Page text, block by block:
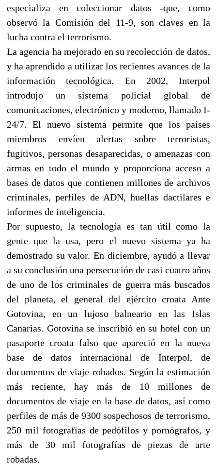
especializa en coleccionar datos -que, como
observó la Comisión del 11-9, son claves en la
lucha contra el terrorismo.
La agencia ha mejorado en su recolección de datos,
y ha aprendido a utilizar los recientes avances de la
información tecnológica. En 2002, Interpol
introdujo un sistema policial global de
comunicaciones, electrónico y moderno, llamado I-
24/7. El nuevo sistema permite que los países
miembros envíen alertas sobre terroristas,
fugitivos, personas desaparecidas, o amenazas con
armas en todo el mundo y proporciona acceso a
bases de datos que contienen millones de archivos
criminales, perfiles de ADN, huellas dactilares e
informes de inteligencia.
Por supuesto, la tecnología es tan útil como la
gente que la usa, pero el nuevo sistema ya ha
demostrado su valor. En diciembre, ayudó a llevar
a su conclusión una persecución de casi cuatro años
de uno de los criminales de guerra más buscados
del planeta, el general del ejército croata Ante
Gotovina, en un lujoso balneario en las Islas
Canarias. Gotovina se inscribió en su hotel con un
pasaporte croata falso que apareció en la nueva
base de datos internacional de Interpol, de
documentos de viaje robados. Según la estimación
más reciente, hay más de 10 millones de
documentos de viaje en la base de datos, así como
perfiles de más de 9300 sospechosos de terrorismo,
250 mil fotografías de pedófilos y pornógrafos, y
más de 30 mil fotografías de piezas de arte
robadas.